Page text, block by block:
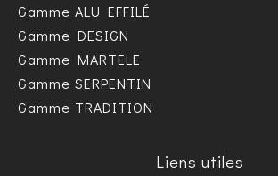
Gamme ALU EFFILÉ
Gamme DESIGN
Gamme MARTELE
Gamme SERPENTIN
Gamme TRADITION
Liens utiles